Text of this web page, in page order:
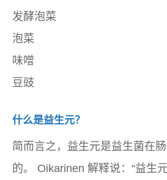
发酵泡菜
泡菜
味噌
豆豉
什么是益生元？
简而言之，益生元是益生菌在
的。 Oikarinen 解释说：“益生